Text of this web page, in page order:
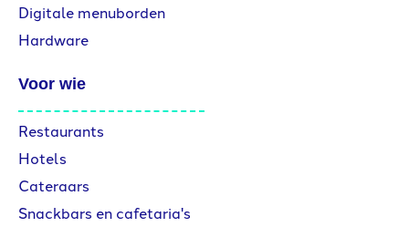
Digitale menuborden
Hardware
Voor wie
Restaurants
Hotels
Cateraars
Snackbars en cafetaria's